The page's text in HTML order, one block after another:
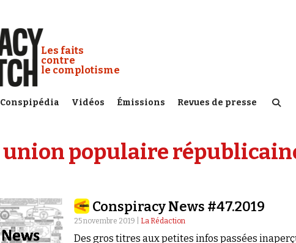
Conspiracy Watch :
Les faits
contre
le complotisme
Conspipédia Vidéos Émissions Revues de presse
union populaire
Conspiracy News #47.2019
25 novembre 2019 | La Rédaction
Des gros titres aux petites infos passées